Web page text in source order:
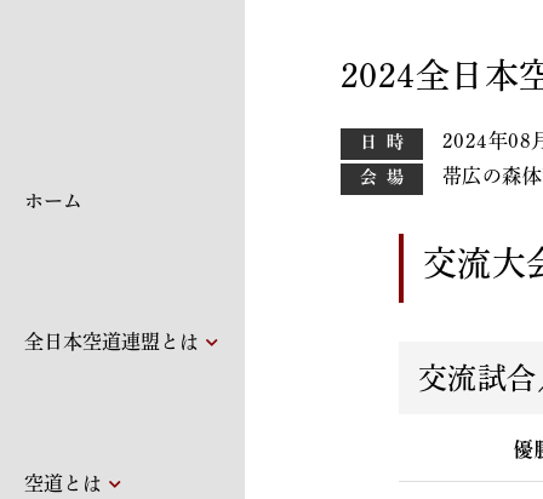
ホーム
全日本空道連盟とは
空道とは
2024全日本
日時 2024年08
会場 帯広の森
交流大
交流試
優